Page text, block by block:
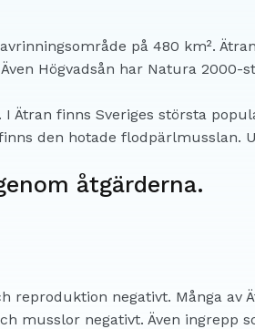
på 480 km².
Högvadsån har Natura 2000-
Ätran finns Sveriges största
den hotade flodpärlmusslan.
åtgärderna.
reproduktion negativt. Många av
musslor negativt. Även ingrepp